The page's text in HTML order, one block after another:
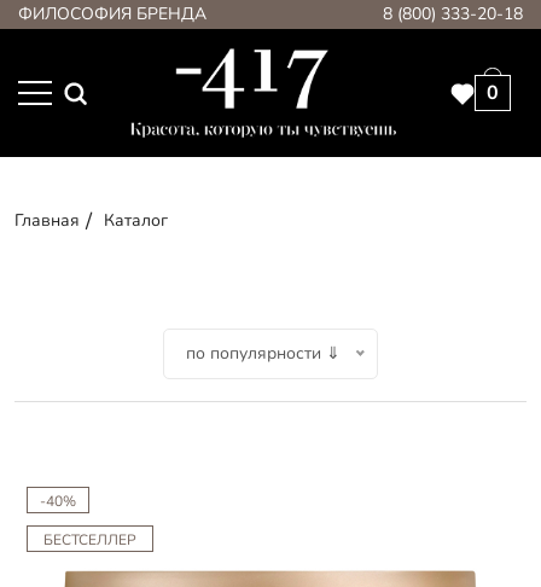
ФИЛОСОФИЯ БРЕНДА 8 (800) 333-20-18
0
Главная Каталог
по популярности ⇓
-40%
БЕСТСЕЛЛЕР